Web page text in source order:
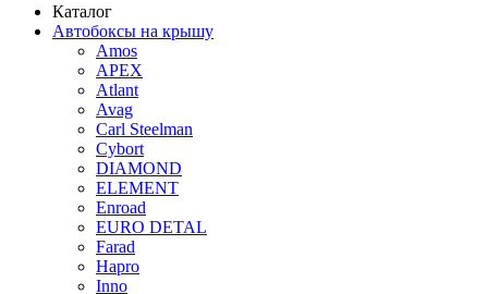
Каталог
Автобоксы на крышу
Amos
APEX
Atlant
Avag
Carl Steelman
Cybort
DIAMOND
ELEMENT
Enroad
EURO DETAL
Farad
Hapro
Inno